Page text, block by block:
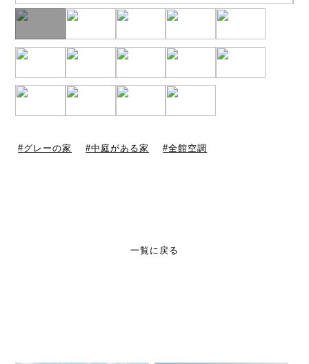
グレーの家 中庭がある家 全館空調
一覧に戻る